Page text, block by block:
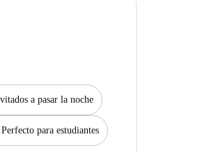
a pasar la noche
Perfecto para estudiantes